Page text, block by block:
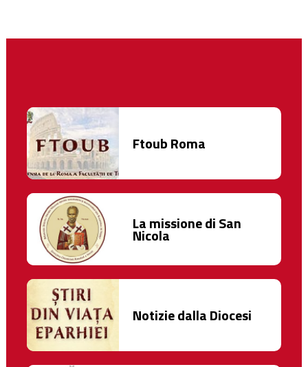
Ftoub Roma
La missione di San
Nicola
Notizie dalla Diocesi